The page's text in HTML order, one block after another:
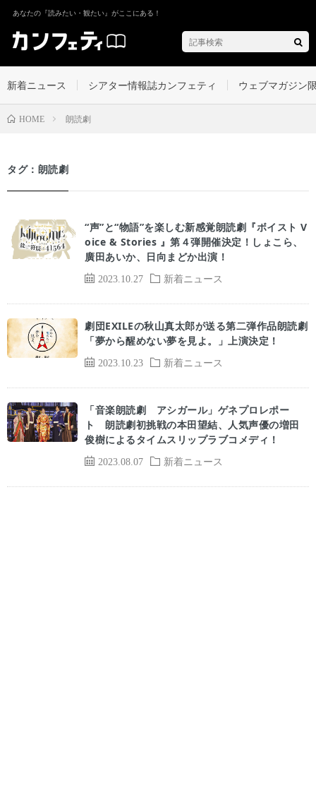
あなたの『読みたい・観たい』がここにある！
新着ニュース シアター情報誌カンフェティ ウェブマガジン
HOME 朗読劇
タグ：朗読劇
2023.10.27 新着ニュース
“声”と“物語”を楽しむ新感覚朗読劇『ボイスト V
oice & Stories 』第４弾開催決定！しょこら、
廣田あいか、日向まどか出演！
2023.10.23 新着ニュース
劇団EXILEの秋山真太郎が送る第二弾作品朗読劇
「夢から醒めない夢を見よ。」上演決定！
2023.08.07 新着ニュース
「音楽朗読劇 アシガール」ゲネプロレポー
ト 朗読劇初挑戦の本田望結、人気声優の増田
俊樹によるタイムスリップラブコメディ！